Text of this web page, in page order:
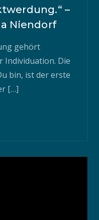
–
Niendorf
gehört
Individuation. Die
bin, ist der erste
[…]